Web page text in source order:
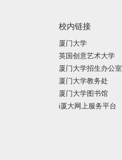
校内链接
厦门大学
英国创意艺术大学
厦门大学招生办公室
厦门大学教务处
厦门大学图书馆
i厦大网上服务平台